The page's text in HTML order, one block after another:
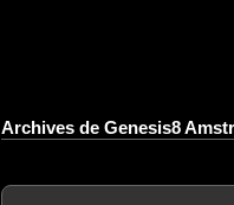
Archives de Genesis8